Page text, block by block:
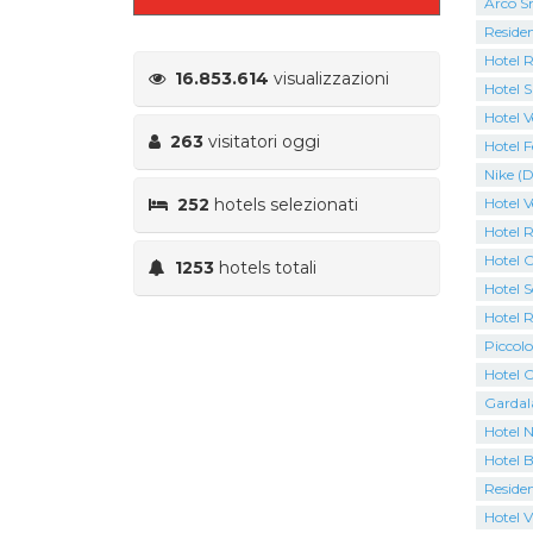
16.853.614 visualizzazioni
263 visitatori oggi
252 hotels selezionati
1253 hotels totali
Hotel
Hotel
Hotel
Hotel
Nike
Hotel
Hotel
Hotel
Hotel
Hotel
Hotel
Hotel
Hotel
Hotel